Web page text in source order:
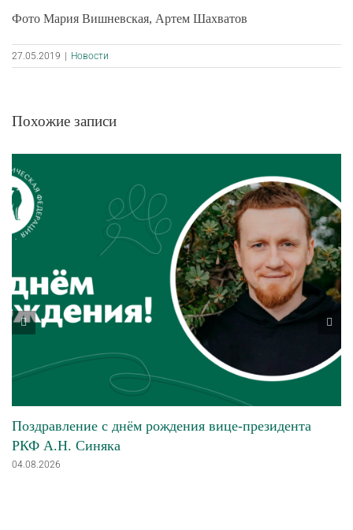
Фото Мария Вишневская, Артем Шахватов
27.05.2019 Новости
Похожие записи
Поздравление с днём рождения вице-президента
РКФ А.Н. Синяка
04.08.2026